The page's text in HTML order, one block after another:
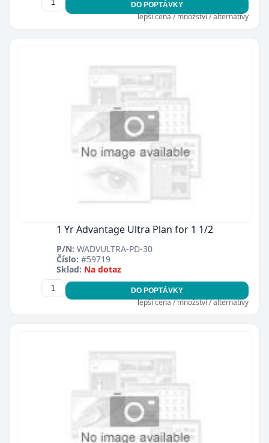
DO POPTÁVKY
lepší cena / množství / alternativy
1 Yr Advantage Ultra Plan for 1 1/2
P/N: WADVULTRA-PD-30
Číslo: #59719
Sklad: Na dotaz
DO POPTÁVKY
lepší cena / množství / alternativy